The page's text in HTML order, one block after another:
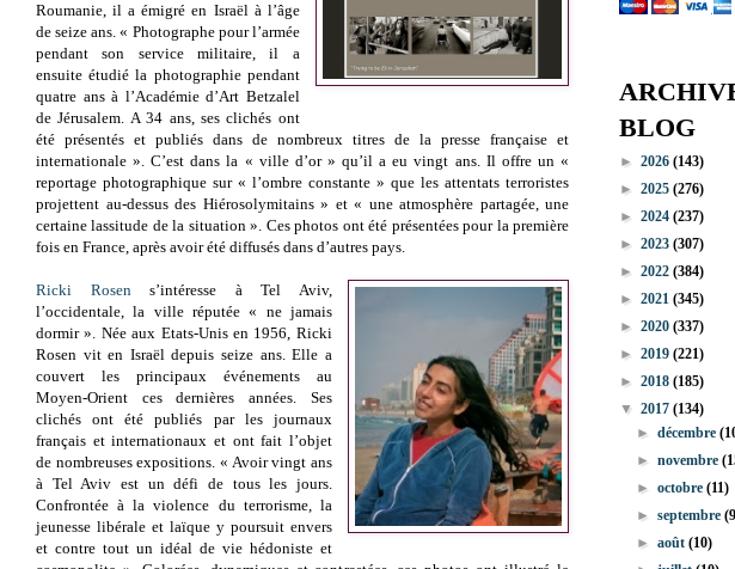
Roumanie, il a émigré en Israël à l’âge
de seize ans. « Photographe pour l’armée
pendant son service militaire, il a
ensuite étudié la photographie pendant
quatre ans à l’Académie d’Art Betzalel
de Jérusalem. A 34 ans, ses clichés ont
été présentés et publiés dans de nombreux titres de la presse française et
internationale ». C’est dans la « ville d’or » qu’il a eu vingt ans. Il offre un «
reportage photographique sur « l’ombre constante » que les attentats terroristes
projettent au-dessus des Hiérosolymitains » et « une atmosphère partagée, une
certaine lassitude de la situation ». Ces photos ont été présentées pour la première
fois en France, après avoir été diffusés dans d’autres pays.
Ricki Rosens’intéresse à Tel Aviv,
l’occidentale, la ville réputée « ne jamais
dormir ». Née aux Etats-Unis en 1956, Ricki
Rosen vit en Israël depuis seize ans. Elle a
couvert les principaux événements au
Moyen-Orient ces dernières années. Ses
clichés ont été publiés par les journaux
français et internationaux et ont fait l’objet
de nombreuses expositions. « Avoir vingt ans
à Tel Aviv est un défi de tous les jours.
Confrontée à la violence du terrorisme, la
jeunesse libérale et laïque y poursuit envers
et contre tout un idéal de vie hédoniste et
BLOG
► 2026 (143)
► 2025 (276)
► 2024 (237)
► 2023 (307)
► 2022 (384)
► 2021 (345)
► 2020 (337)
► 2019 (221)
► 2018 (185)
▼ 2017 (134)
►décembre
►novembre
►octobre(11)
►septembre
►août(10)